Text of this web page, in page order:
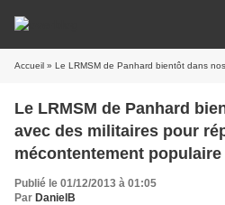
Accueil » Le LRMSM de Panhard bientôt dans nos rues avec des
Le LRMSM de Panhard
avec des militaires pour
mécontentement populaire
Publié le 01/12/2013 à 01:05
Par DanielB